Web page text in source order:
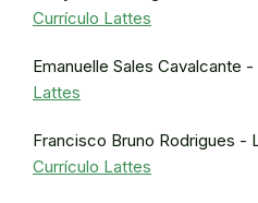
Currículo Lattes
Emanuelle Sales Cavalcante
Lattes
Francisco Bruno Rodrigues -
Currículo Lattes